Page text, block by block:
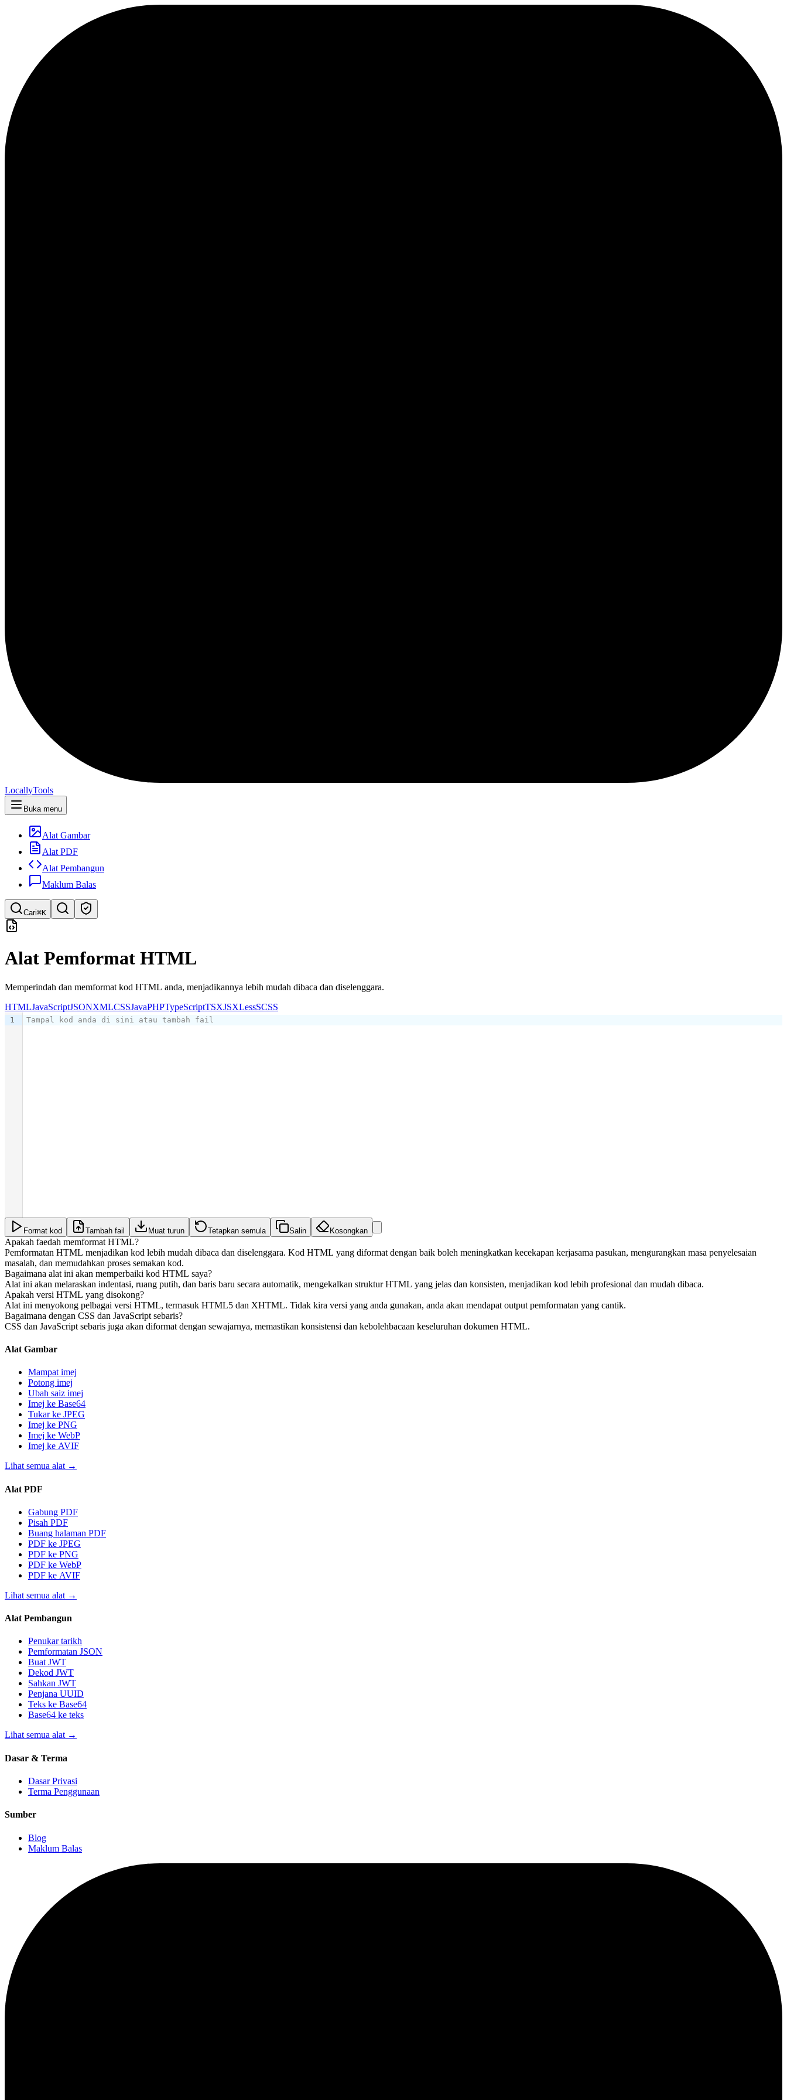
LocallyTools
Buka menu
Alat Gambar
Alat PDF
Alat Pembangun
Maklum Balas
Cari⌘K
Cari alat
Carian pantas untuk alat
Alat Pemformat HTML
Memperindah dan memformat kod HTML anda, menjadikannya lebih mudah dibaca dan diselenggara.
HTMLJavaScriptJSONXMLCSSJavaPHPTypeScriptTSXJSXLessSCSS
1 Tampal kod anda di sini atau tambah fail
Format kod Tambah fail Muat turun Tetapkan semula Salin Kosongkan
Apakah faedah memformat HTML?
Pemformatan HTML menjadikan kod lebih mudah dibaca dan diselenggara. Kod HTML yang diformat dengan baik boleh meningkatkan kecekapan kerjasama pasukan, mengurangkan masa penyelesaian
masalah, dan memudahkan proses semakan kod.
Bagaimana alat ini akan memperbaiki kod HTML saya?
Alat ini akan melaraskan indentasi, ruang putih, dan baris baru secara automatik, mengekalkan struktur HTML yang jelas dan konsisten, menjadikan kod lebih profesional dan mudah dibaca.
Apakah versi HTML yang disokong?
Alat ini menyokong pelbagai versi HTML, termasuk HTML5 dan XHTML. Tidak kira versi yang anda gunakan, anda akan mendapat output pemformatan yang cantik.
Bagaimana dengan CSS dan JavaScript sebaris?
CSS dan JavaScript sebaris juga akan diformat dengan sewajarnya, memastikan konsistensi dan kebolehbacaan keseluruhan dokumen HTML.
Alat Gambar
Mampat imej
Potong imej
Ubah saiz imej
Imej ke Base64
Tukar ke JPEG
Imej ke PNG
Imej ke WebP
Imej ke AVIF
Lihat semua alat→
Alat PDF
Gabung PDF
Pisah PDF
Buang halaman PDF
PDF ke JPEG
PDF ke PNG
PDF ke WebP
PDF ke AVIF
Lihat semua alat →
Alat Pembangun
Penukar tarikh
Pemformatan JSON
Buat JWT
Dekod JWT
Sahkan JWT
Penjana UUID
Teks ke Base64
Base64 ke teks
Lihat semua alat→
Dasar & Terma
Dasar Privasi
Terma Penggunaan
Sumber
Blog
Maklum Balas